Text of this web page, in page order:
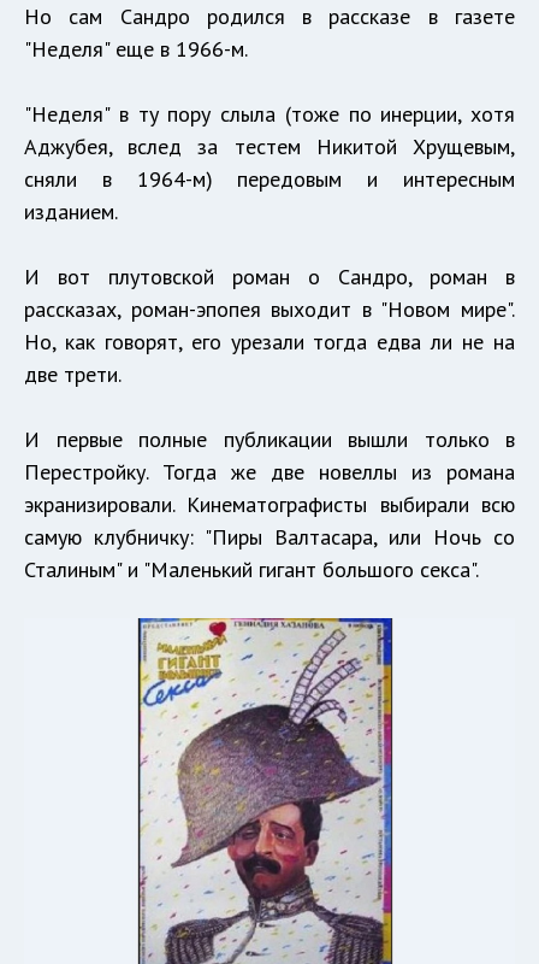
Но сам Сандро родился в рассказе в газете
"Неделя" еще в 1966-м.
"Неделя" в ту пору слыла (тоже по инерции, хотя
Аджубея, вслед за тестем Никитой Хрущевым,
сняли в 1964-м) передовым и интересным
изданием.
И вот плутовской роман о Сандро, роман в
рассказах, роман-эпопея выходит в "Новом мире".
Но, как говорят, его урезали тогда едва ли не на
две трети.
И первые полные публикации вышли только в
Перестройку. Тогда же две новеллы из романа
экранизировали. Кинематографисты выбирали всю
самую клубничку: "Пиры Валтасара, или Ночь со
Сталиным" и "Маленький гигант большого секса".